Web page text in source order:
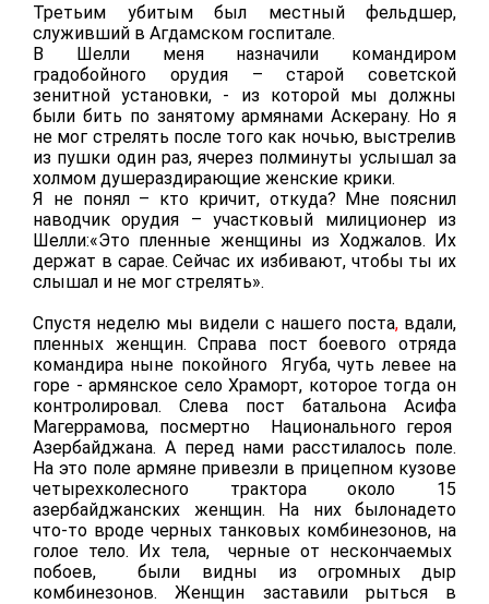
Третьим убитым был местный фельдшер,
служивший в Агдамском госпитале.
В Шелли меня назначили командиром
градобойного орудия – старой советской
зенитной установки, - из которой мы должны
были бить по занятому армянами Аскерану. Но я
не мог стрелять после того как ночью, выстрелив
из пушки один раз, ячерез полминуты услышал за
холмом душераздирающие женские крики.
Я не понял – кто кричит, откуда? Мне пояснил
наводчик орудия – участковый милиционер из
Шелли:«Это пленные женщины из Ходжалов. Их
держат в сарае. Сейчас их избивают, чтобы ты их
слышал и не мог стрелять».
Спустя неделю мы видели с нашего поста,вдали,
пленных женщин. Справа пост боевого отряда
командира ныне покойного Ягуба, чуть левее на
горе - армянское село Храморт, которое тогда он
контролировал. Слева пост батальона Асифа
Магеррамова, посмертно Национального героя
Азербайджана. А перед нами расстилалось поле.
На это поле армяне привезли в прицепном кузове
четырехколесного трактора около 15
азербайджанских женщин. На них былонадето
что-то вроде черных танковых комбинезонов, на
голое тело. Их тела, черные от нескончаемых
побоев,
были видны из огромных дыр
комбинезонов. Женщин заставили рыться в